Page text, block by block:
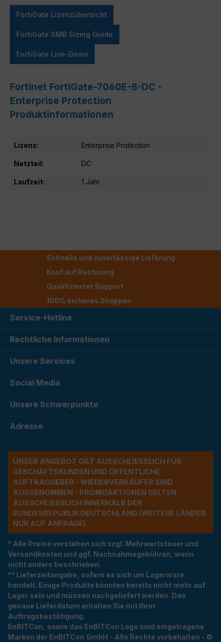
FortiGate Lizenzübersicht
FortiGate SMB Sizing Guide
FortiGate Live-Demo
Fortinet FortiGate-7060E-8-DC -
Enterprise Protection
Produktinformationen
Lizenz: Enterprise Protection
Netzteil: DC
Laufzeit: 1 Jahr
Schnelle und zuverlässige Lieferung
Kauf auf Rechnung
Qualifizierter Support
100% sicheres Shoppen
Service-Hotline
Rechtliche Informationen
Unsere Services
Social Media
Unsere Schwerpunkte
Adresse
UNSER ANGEBOT GILT AUSSCHLIESSLICH FÜR G
ESCHÄFTSKUNDEN UND ÖFFENTLICHE A
UFTRAGGEBER - WIEDERVERKÄUFER SIND A
USGENOMMEN - PROMOAKTIONEN GELTEN A
USSCHLIESSLICH INNERHALB DER BU
NDESREPUBLIK DEUTSCHLAND (WEITERE LÄNDER NU
R AUF ANFRAGE)
* Alle Preise verstehen sich zzgl. Mehrwertsteuer und
Versandkosten und ggf. Nachnahmegebühren, wenn
nicht anders beschrieben.
** Lieferzeitangabe, sofern es sich um Lagerware
handelt. Einige Produkte könnten bereits nicht mehr auf
Lager sein und müssen nachgeliefert werden. Das
genaue Lieferdatum erhalten Sie mit Ihrer
Auftragsbestätigung.
EnBITCon, sowie das EnBITCon Logo sind eingetragene
Marken der EnBITCon GmbH - Alle Rechte vorbehalten - ©